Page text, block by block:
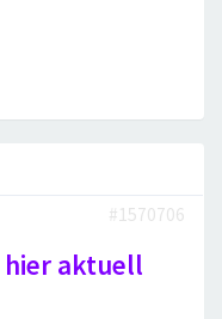
#1570706
hier aktuell